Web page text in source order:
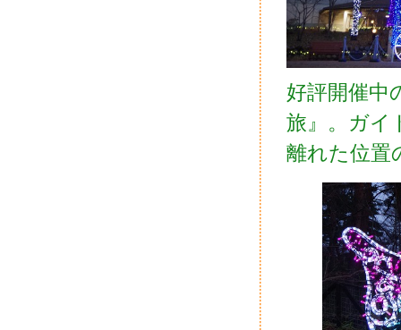
好評開催中
旅』。ガイ
離れた位置